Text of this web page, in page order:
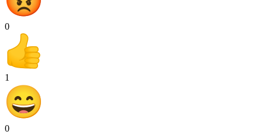
0
1
0